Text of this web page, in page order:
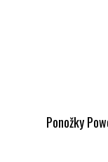
Ponožky